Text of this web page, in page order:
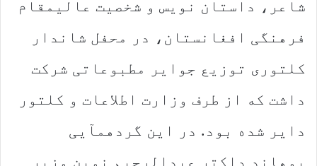
شاعر، داستان نویس و شخصیت عالیمقام
فرهنگی افغانستان، در محفل شاندار
کلتوری توزیع جوایر مطبوعاتی شرکت
داشت که از طرف وزارت اطلاعات و کلتور
دایر شده بود. در این گردهمآیی
پوهاند داکتر عبدالرحیم نوین وزیر